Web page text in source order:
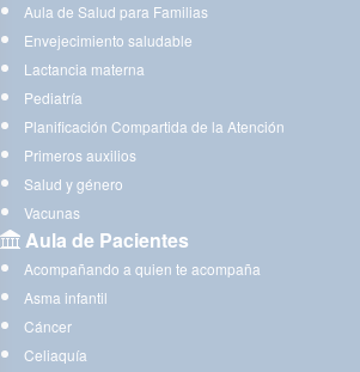
Aula de Salud para Familias
Envejecimiento saludable
Lactancia materna
Pediatría
Planificación Compartida de la Atención
Primeros auxilios
Salud y género
Vacunas
Aula de Pacientes
Acompañando a quien te acompaña
Asma infantil
Cáncer
Celiaquía